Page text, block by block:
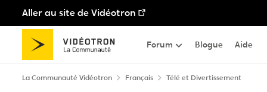
Aller au site de Vidéotron
Passer au contenu
Forum Blogue Aide
La Communauté Vidéotron Français Télé et Divertissement